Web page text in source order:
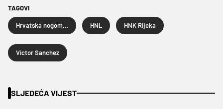
TAGOVI
HNL HNK Rijeka
Victor Sanchez
SLJEDEĆA VIJEST